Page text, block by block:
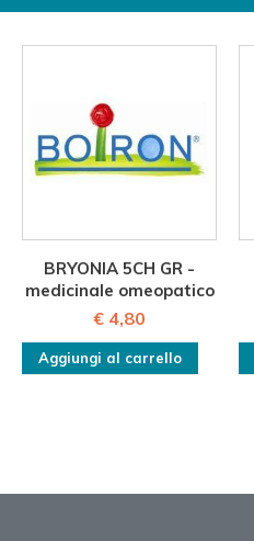
BRYONIA 5CH GR -
medicinale omeopatico
€ 4,80
Aggiungi al carrello